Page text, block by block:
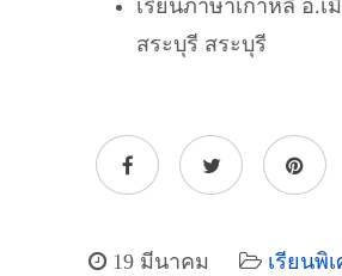
เรียนภาษาเกาหลี อ.เ
สระบุรี สระบุรี
19 มีนาคม เรียนพิ